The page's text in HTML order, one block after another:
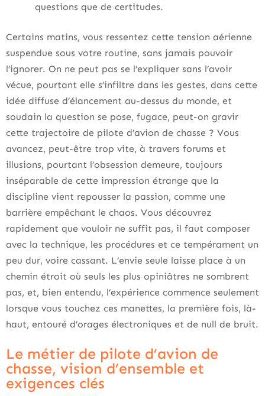
questions que de certitudes.
Certains matins, vous ressentez cette tension aérienne
suspendue sous votre routine, sans jamais pouvoir
l’ignorer. On ne peut pas se l’expliquer sans l’avoir
vécue, pourtant elle s’infiltre dans les gestes, dans cette
idée diffuse d’élancement au-dessus du monde, et
soudain la question se pose, fugace, peut-on gravir
cette trajectoire de pilote d’avion de chasse ? Vous
avancez, peut-être trop vite, à travers forums et
illusions, pourtant l’obsession demeure, toujours
inséparable de cette impression étrange que la
discipline vient repousser la passion, comme une
barrière empêchant le chaos. Vous découvrez
rapidement que vouloir ne suffit pas, il faut composer
avec la technique, les procédures et ce tempérament un
peu dur, voire cassant. L’envie seule laisse place à un
chemin étroit où seuls les plus opiniâtres ne sombrent
pas, et, bien entendu, l’expérience commence seulement
lorsque vous touchez ces manettes, la première fois, là-
haut, entouré d’orages électroniques et de null de bruit.
Le métier de pilote d’avion de
chasse, vision d’ensemble et
exigences clés